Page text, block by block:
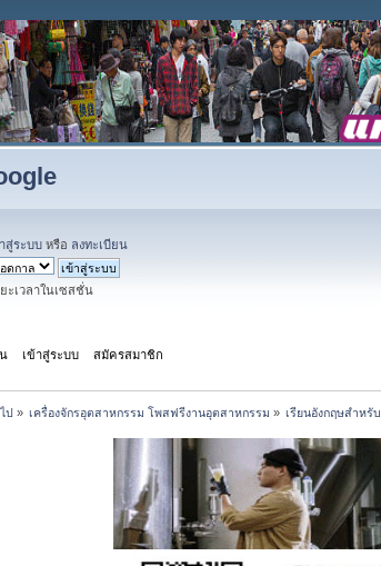
สู่ระบบ หรือ ลงทะเบียน
ะเวลาในเซสชั่น
เข้าสู่ระบบ สมัครสมาชิก
ป» เครื่องจักรอุตสาหกรรม โพสฟรีงานอุตสาหกรรม » เรียนอังกฤษสำหรั